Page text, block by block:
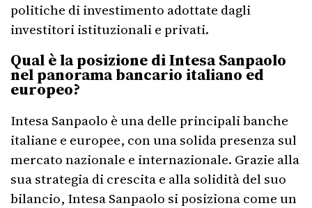
politiche di investimento adottate dagli
investitori istituzionali e privati.
Qual è la posizione di Intesa Sanpaolo
nel panorama bancario italiano ed
europeo?
Intesa Sanpaolo è una delle principali banche
italiane e europee, con una solida presenza sul
mercato nazionale e internazionale. Grazie alla
sua strategia di crescita e alla solidità del suo
bilancio, Intesa Sanpaolo si posiziona come un